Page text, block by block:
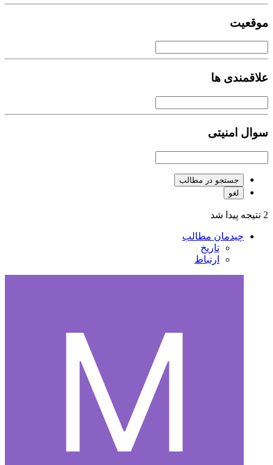
موقعیت
علاقمندی ها
سوال امنیتی
جستجو در مطالب
لغو
2 نتیجه پیدا شد
چیدمان مطالب
تاریخ
ارتباط